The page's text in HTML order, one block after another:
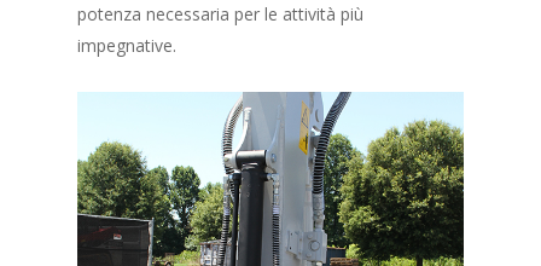
potenza necessaria per le attività più
impegnative.